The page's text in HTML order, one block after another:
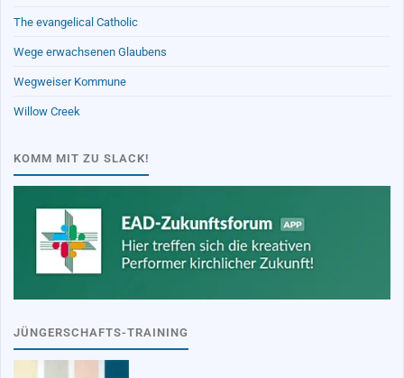
The evangelical Catholic
Wege erwachsenen Glaubens
Wegweiser Kommune
Willow Creek
KOMM MIT ZU SLACK!
JÜNGERSCHAFTS-TRAINING